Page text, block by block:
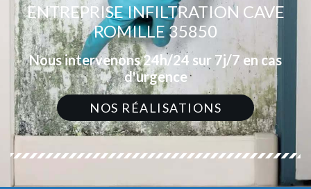
ENTREPRISE INFILTRATION CAVE
ROMILLE 35850
Nous intervenons 24h/24 sur 7j/7 en cas
d'urgence
NOS RÉALISATIONS